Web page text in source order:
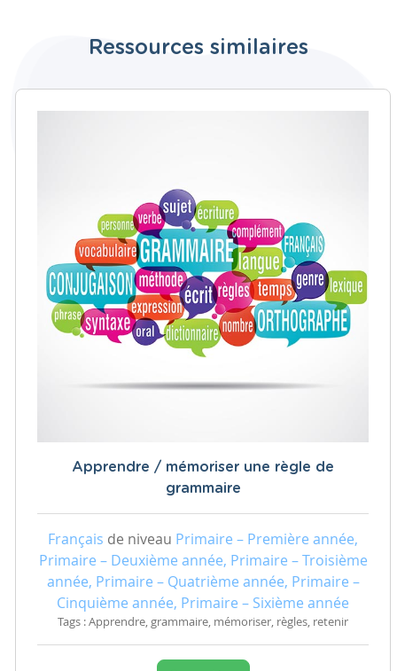
Ressources similaires
Apprendre / mémoriser une règle de
grammaire
Français de niveau Primaire – Première année,
Primaire – Deuxième année, Primaire – Troisième
année, Primaire – Quatrième année, Primaire –
Cinquième année, Primaire – Sixième année
Tags : Apprendre, grammaire, mémoriser, règles, retenir